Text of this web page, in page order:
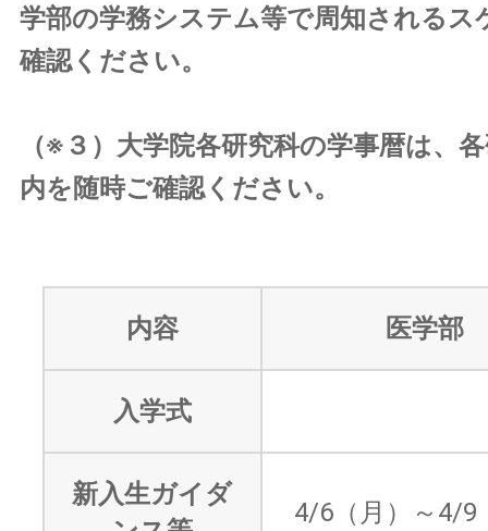
学部の学務システム等で周知されるス
確認ください。
（※３）大学院各研究科の学事暦は、
内を随時ご確認ください。
内容 医学部
入学式
新入生ガイダ
4/6（月）～4/9